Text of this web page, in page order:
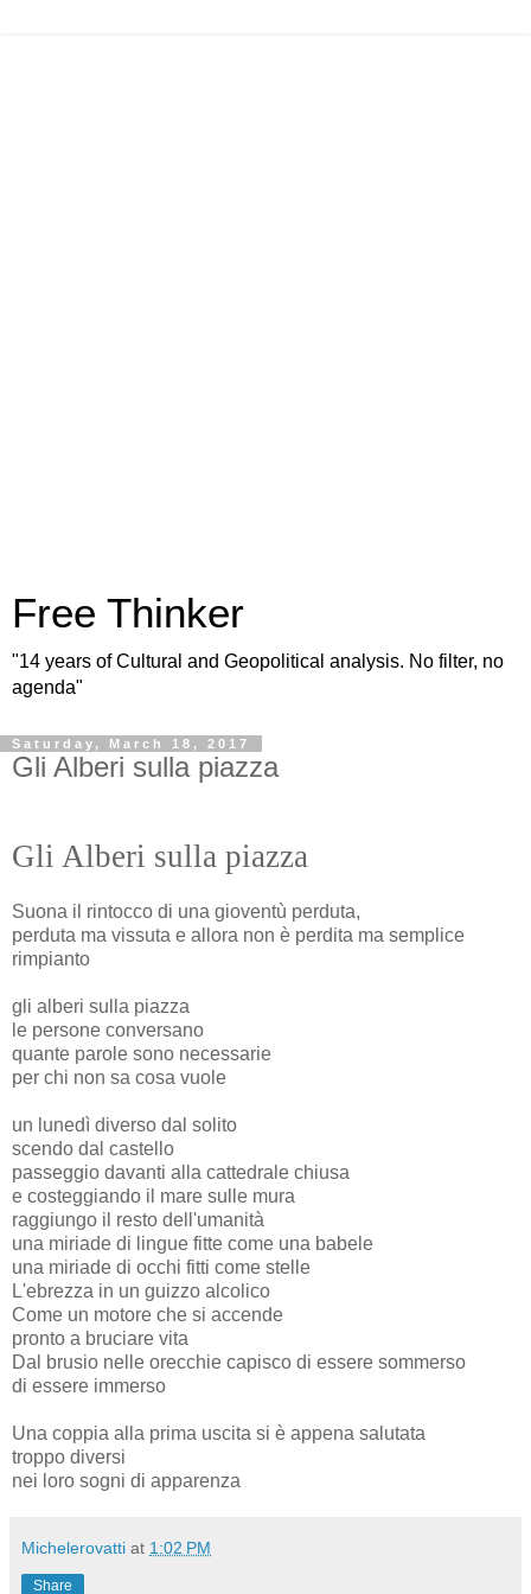
Free Thinker
"14 years of Cultural and Geopolitical analysis. No filter, no
agenda"
Saturday, March 18, 2017
Gli Alberi sulla piazza
Gli Alberi sulla piazza
Suona il rintocco di una gioventù perduta,
perduta ma vissuta e allora non è perdita ma semplice
rimpianto
gli alberi sulla piazza
le persone conversano
quante parole sono necessarie
per chi non sa cosa vuole
un lunedì diverso dal solito
scendo dal castello
passeggio davanti alla cattedrale chiusa
e costeggiando il mare sulle mura
raggiungo il resto dell'umanità
una miriade di lingue fitte come una babele
una miriade di occhi fitti come stelle
L'ebrezza in un guizzo alcolico
Come un motore che si accende
pronto a bruciare vita
Dal brusio nelle orecchie capisco di essere sommerso
di essere immerso
Una coppia alla prima uscita si è appena salutata
troppo diversi
nei loro sogni di apparenza
Michelerovatti at 1:02 PM
Share